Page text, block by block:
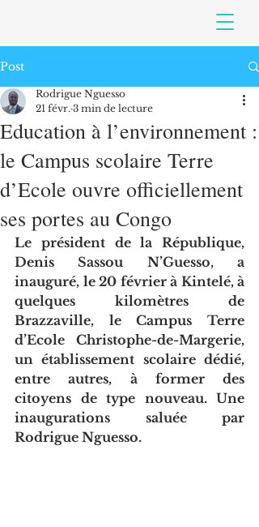
Post
Education à l’environnement :
le Campus scolaire Terre
d’Ecole ouvre officiellement
ses portes au Congo
Rodrigue Nguesso
21 févr. 3 min de lecture
Le président de la République,
Denis Sassou N’Guesso, a
inauguré, le 20 février à Kintelé, à
quelques kilomètres de
Brazzaville, le Campus Terre
d’Ecole Christophe-de-Margerie,
un établissement scolaire dédié,
entre autres, à former des
citoyens de type nouveau. Une
inaugurations saluée par
Rodrigue Nguesso.